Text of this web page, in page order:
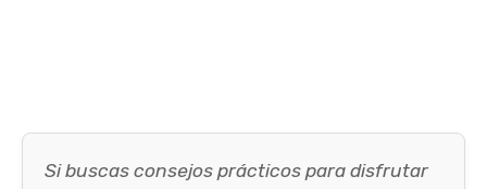
Si buscas consejos prácticos para disfrutar